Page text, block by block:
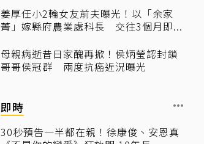
姜厚任小2輪女友前夫曝光！以「余家
菁」嫁縣府農業處科長 交往3個月即...
母親病逝昔日家醜再掀！侯炳瑩認封鎖
哥哥侯冠群 兩度抗癌近況曝光
即時
30秒預告一半都在親！徐康俊、安恩真